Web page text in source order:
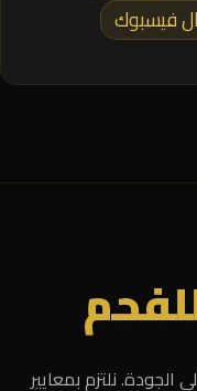
فيسبوك
الجودة. نلتزم بمعايير